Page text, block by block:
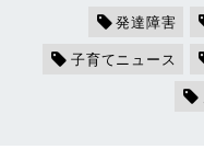
発達障害
子育てニュース